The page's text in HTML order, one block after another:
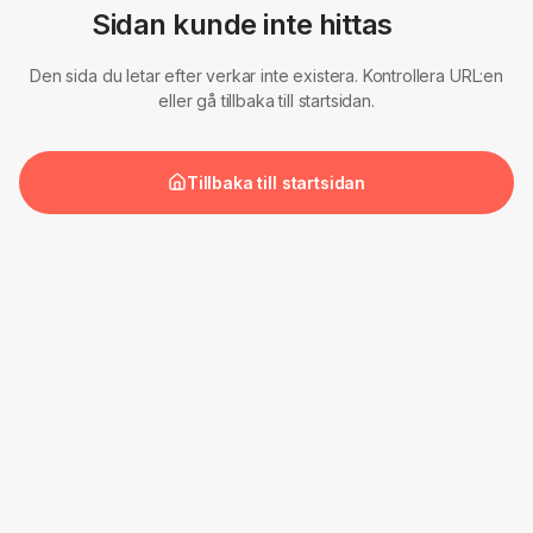
Sidan kunde inte hittas
Den sida du letar efter verkar inte existera. Kontrollera URL:en
eller gå tillbaka till startsidan.
Tillbaka till startsidan